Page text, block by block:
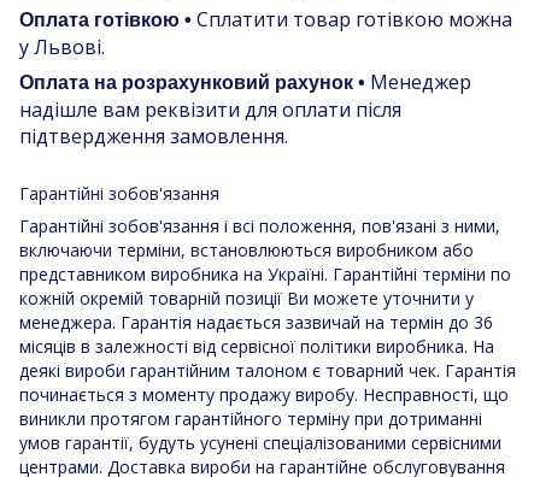
Оплата готівкою • Сплатити товар готівкою можна
у Львові.
Оплата на розрахунковий рахунок • Менеджер
надішле вам реквізити для оплати після
підтвердження замовлення.
Гарантійні зобов'язання
Гарантійні зобов'язання і всі положення, пов'язані з ними,
включаючи терміни, встановлюються виробником або
представником виробника на Україні. Гарантійні терміни по
кожній окремій товарній позиції Ви можете уточнити у
менеджера. Гарантія надається зазвичай на термін до 36
місяців в залежності від сервісної політики виробника. На
деякі вироби гарантійним талоном є товарний чек. Гарантія
починається з моменту продажу виробу. Несправності, що
виникли протягом гарантійного терміну при дотриманні
умов гарантії, будуть усунені спеціалізованими сервісними
центрами. Доставка вироби на гарантійне обслуговування